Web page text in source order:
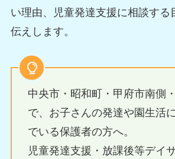
い理由、児童発達支援に相談する
伝えします。
中央市・昭和町・甲府市南側
で、お子さんの発達や園生活
でいる保護者の方へ。
児童発達支援・放課後等デイ